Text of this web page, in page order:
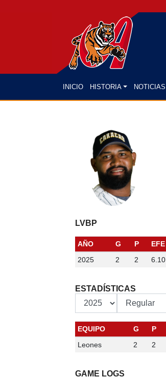
INICIO(CURRENT)
HISTORIA NOTICIAS
LVBP
AÑO G P EFE
2025
2 2 6.10
ESTADÍSTICAS
EQUIPO G P
Leones
2 2
GAME LOGS